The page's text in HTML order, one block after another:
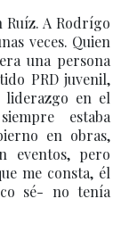
Ruíz. A Rodrígo
veces. Quien
una persona
PRD juvenil,
en el
estaba
en obras,
eventos, pero
me consta, él
sé- no tenía